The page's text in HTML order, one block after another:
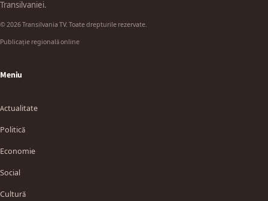
Transilvaniei.
© 2026 Transilvania TV. Toate drepturile rezervate.
Publicație regională online
Meniu
Actualitate
Politică
Economie
Social
Cultură